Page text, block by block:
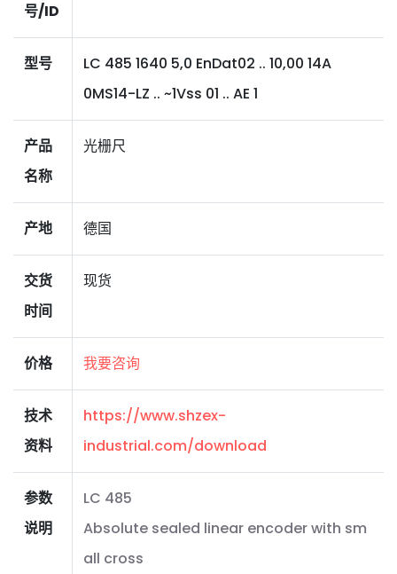
号/ID
型号
LC 485 1640 5,0 EnDat02 .. 10,00 14A
0MS14-LZ .. ~1Vss 01 .. AE 1
产品
名称
光栅尺
产地 德国
交货
时间
现货
价格 我要咨询
技术
资料
https://www.shzex-
industrial.com/download
参数
说明
LC 485
Absolute sealed linear encoder with sm
all cross